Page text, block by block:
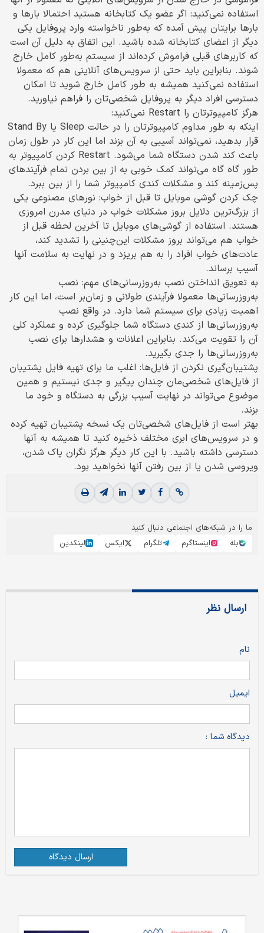
استفاده نمی‌کنید: اگر عضو یک کتابخانه هستید احتمالا بارها و
بارها برایتان پیش آمده که به‌طور ناخواسته وارد پروفایل یکی
دیگر از اعضای کتابخانه شده باشید. این اتفاق به دلیل آن است
که کاربرهای قبلی فراموش کرده‌اند از سیستم به‌طور کامل خارج
شوند. بنابراین باید حتی از سرویس‌های آنلاینی هم که معمولا
استفاده نمی‌کنید همیشه به طور کامل خارج شوید تا امکان
دسترسی افراد دیگر به پروفایل شخصی‌تان را فراهم نیاورید.
هرگز کامپیوترتان را Restart نمی‌کنید:
اینکه به طور مداوم کامپیوترتان را در حالت Sleep یا Stand By
قرار بدهید، نمی‌تواند آسیبی به آن بزند اما این کار در طول زمان
باعث کند شدن دستگاه شما می‌شود. Restart کردن کامپیوتر به
طور گاه گاه می‌تواند کمک خوبی به از بین بردن تمام فرآیندهای
پس‌زمینه کند و مشکلات کندی کامپیوتر شما را از بین ببرد.
چک کردن گوشی موبایل تا قبل از خواب: نورهای مصنوعی یکی
از بزرگ‌ترین دلایل بروز مشکلات خواب در دنیای مدرن امروزی
هستند. استفاده از گوشی‌های موبایل تا آخرین لحظه قبل از
خواب هم می‌تواند بروز مشکلات این‌چنینی را تشدید کند،
عادت‌های خواب افراد را به هم بریزد و در نهایت به سلامت آنها
آسیب برساند.
به تعویق انداختن نصب به‌روزرسانی‌های مهم: نصب
به‌روزرسانی‌ها معمولا فرآیندی طولانی و زمان‌بر است، اما این کار
اهمیت زیادی برای سیستم شما دارد. در واقع نصب
به‌روز‌رسانی‌ها از کندی دستگاه شما جلوگیری کرده و عملکرد کلی
آن را تقویت می‌کند. بنابراین اعلانات و هشدارها برای نصب
به‌روزرسانی‌ها را جدی بگیرید.
پشتیبان‌گیری نکردن از فایل‌ها: اغلب ما برای تهیه فایل پشتیبان
از فایل‌های شخصی‌مان چندان پیگیر و جدی نیستیم و همین
موضوع می‌تواند در نهایت آسیب بزرگی به دستگاه و خود ما
بزند.
بهتر است از فایل‌های شخصی‌تان یک نسخه پشتیبان تهیه کرده
و در سرویس‌های ابری مختلف ذخیره کنید تا همیشه به آنها
دسترسی داشته باشید. با این کار دیگر هرگز نگران پاک شدن،
ویروسی شدن یا از بین رفتن آنها نخواهید بود.
ما را در شبکه‌های اجتماعی دنبال کنید
بله
اینستاگرم تلگرام ایکس لینکدین
ارسال نظر
نام
ایمیل
دیدگاه شما :
ارسال دیدگاه